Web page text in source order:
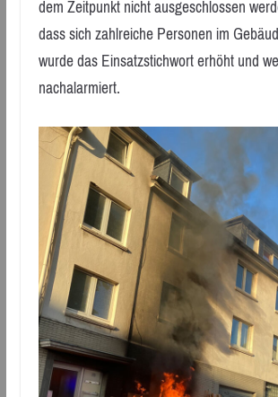
dem Zeitpunkt nicht ausgeschlossen
dass sich zahlreiche Personen im
wurde das Einsatzstichwort erhöht und
nachalarmiert.